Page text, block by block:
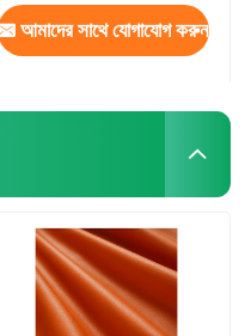
আমাদের সাথে যোগাযোগ করুন